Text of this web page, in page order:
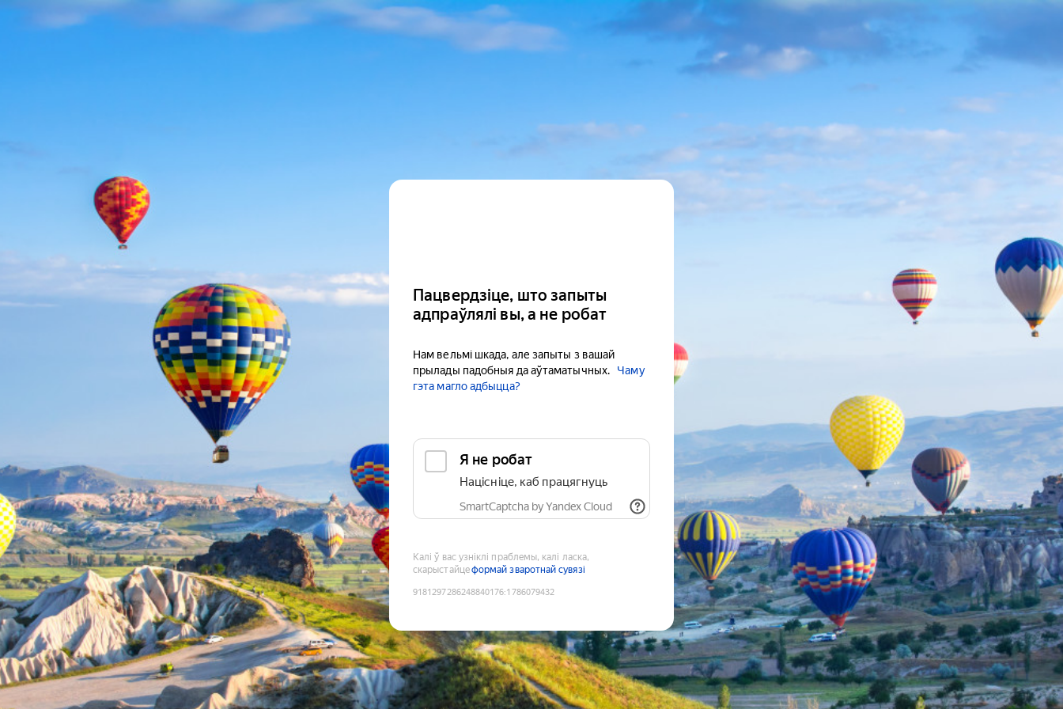
Пацвердзіце, што запыты
адпраўлялі вы, а не робат
Нам вельмі шкада, але запыты з вашай
прылады падобныя да аўтаматычных.
Чаму
гэта магло адбыцца?
Я не робат
Націсніце, каб працягнуць
SmartCaptcha by Yandex Cloud
Калі ў вас узніклі праблемы, калі ласка,
скарыстайцеформай зваротнай сувязі
9181297286248840176:1786079432